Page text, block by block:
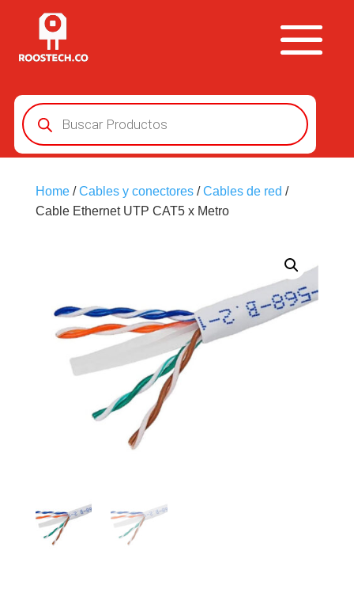
Búsqueda
de
productos
Home/Cables y conectores/Cables de red /
Cable Ethernet UTP CAT5 x Metro